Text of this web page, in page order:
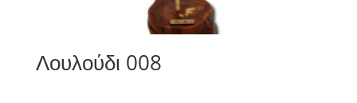
Λουλούδι 008